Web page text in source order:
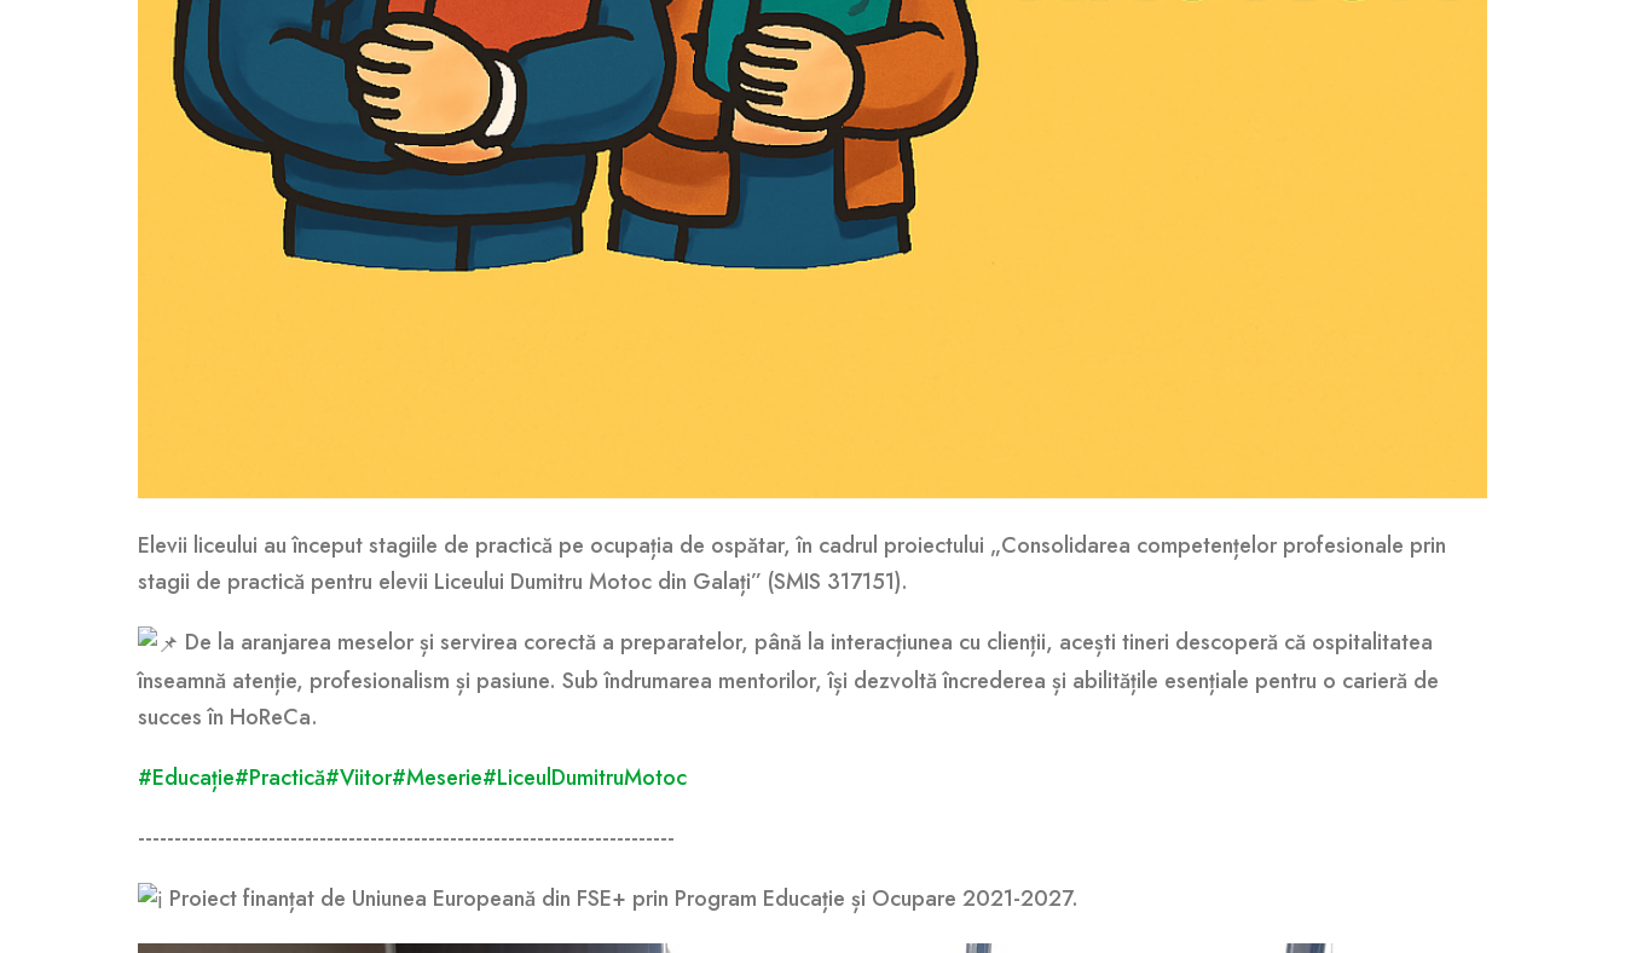
Elevii liceului au început stagiile de practică pe ocupația de ospătar, în cadrul proiectului „Consolidarea competențelor profesionale prin
stagii de practică pentru elevii Liceului Dumitru Motoc din Galați” (SMIS 317151).
De la aranjarea meselor și servirea corectă a preparatelor, până la interacțiunea cu clienții, acești tineri descoperă că ospitalitatea
înseamnă atenție, profesionalism și pasiune. Sub îndrumarea mentorilor, își dezvoltă încrederea și abilitățile esențiale pentru o carieră de
succes în HoReCa.
#Educație#Practică#Viitor#Meserie#LiceulDumitruMotoc
--------------------------------------------------------------------------
Proiect finanțat de Uniunea Europeană din FSE+ prin Program Educație și Ocupare 2021-2027.